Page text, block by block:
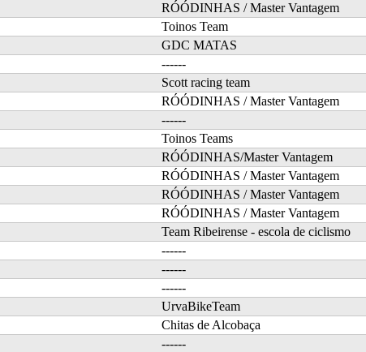
RÓÓDINHAS / Master Vantagem
Toinos Team
GDC MATAS
------
Scott racing team
RÓÓDINHAS / Master Vantagem
------
Toinos Teams
RÓÓDINHAS/Master Vantagem
RÓÓDINHAS / Master Vantagem
RÓÓDINHAS / Master Vantagem
RÓÓDINHAS / Master Vantagem
Team Ribeirense - escola de ciclismo
------
------
------
UrvaBikeTeam
Chitas de Alcobaça
------